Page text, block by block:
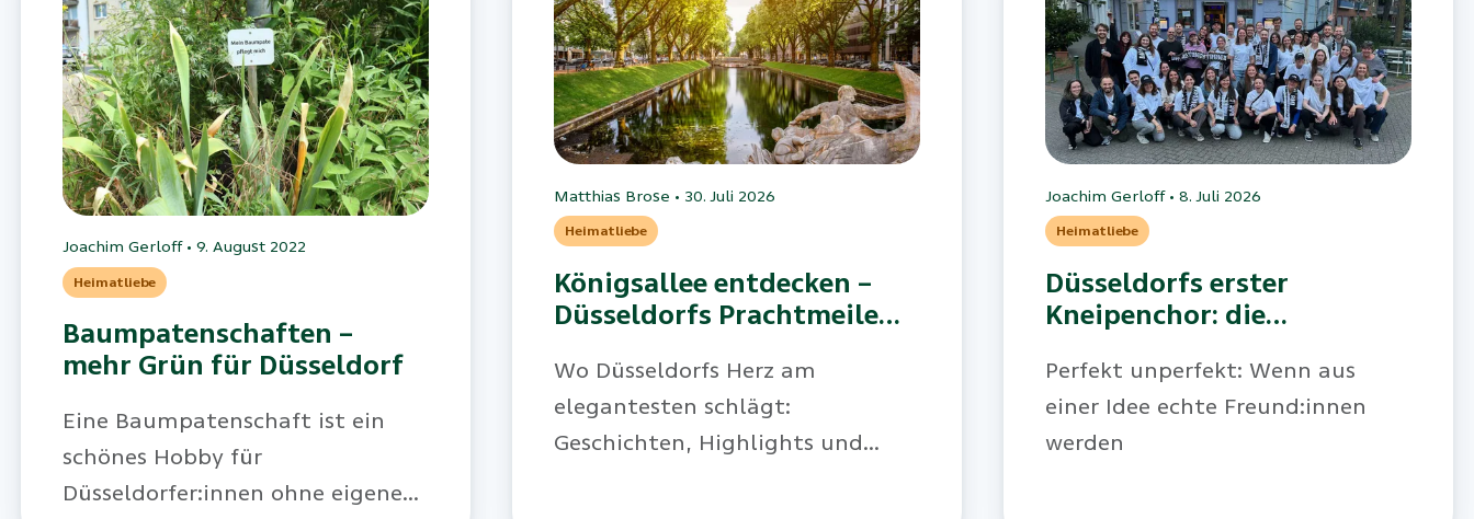
Joachim Gerloff•9. August 2022
Heimatliebe
Baumpatenschaften –
mehr Grün für Düsseldorf
Eine Baumpatenschaft ist ein
schönes Hobby für
Düsseldorfer:innen ohne eigenen
Matthias Brose • 30. Juli 2026
Heimatliebe
Königsallee entdecken –
Düsseldorfs Prachtmeile
Wo Düsseldorfs Herz am
elegantesten schlägt:
Geschichten, Highlights und
Joachim Gerloff•8. Juli 2026
Heimatliebe
Düsseldorfs erster
Kneipenchor: die
Perfekt unperfekt: Wenn aus
einer Idee echte Freund:innen
werden